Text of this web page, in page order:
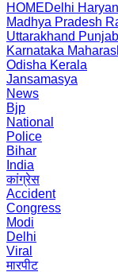
HOMEDelhi
Madhya Pradesh
Uttarakhand Punjab
Karnataka
Odisha Kerala
Jansamasya
News
Bjp
National
Police
Bihar
India
कांग्रेस
Accident
Congress
Modi
Delhi
Viral
मारपीट